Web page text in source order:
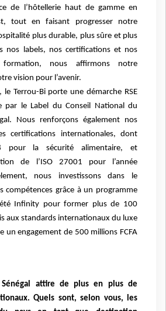
de l’hôtellerie haut de gamme en
tout en faisant progresser notre
plus durable, plus sûre et plus
nos labels, nos certifications et nos
formation, nous affirmons notre
vision pour l’avenir.
le Terrou-Bi porte une démarche RSE
par le Label du Conseil National du
Nous renforçons également nos
certifications internationales, dont
pour la sécurité alimentaire, et
de l’ISO 27001 pour l’année
nous investissons dans le
compétences grâce à un programme
Infinity pour former plus de 100
aux standards internationaux du luxe
un engagement de 500 millions FCFA
Sénégal attire de plus en plus de
Quels sont, selon vous, les